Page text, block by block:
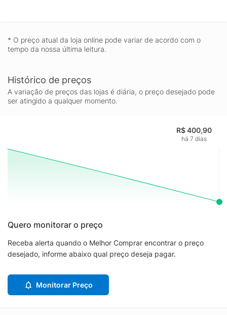
* O preço atual da loja online pode variar de acordo com o
tempo da nossa última leitura.
Histórico de preços
A variação de preços das lojas é diária, o preço desejado pode
ser atingido a qualquer momento.
R$ 400,90
há 7 dias
Quero monitorar o preço
Receba alerta quando o Melhor Comprar encontrar o preço
desejado, informe abaixo qual preço deseja pagar.
Monitorar Preço